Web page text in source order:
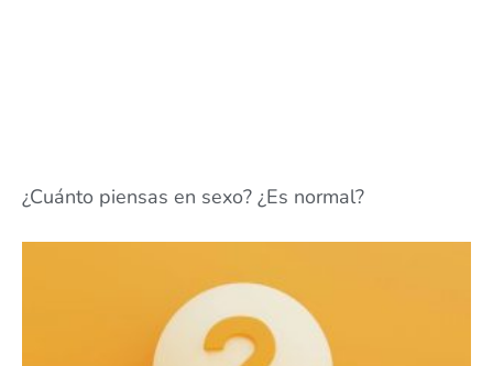
¿Cuánto piensas en sexo? ¿Es normal?